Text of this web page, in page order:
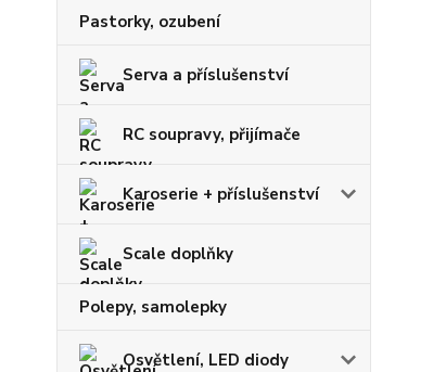
Pastorky, ozubení
Serva a příslušenství
RC soupravy, přijímače
Karoserie + příslušenství
Scale doplňky
Polepy, samolepky
Osvětlení, LED diody